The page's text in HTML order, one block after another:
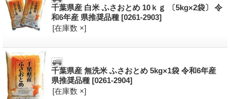
千葉県産 白米 ふさおとめ 10ｋｇ 〔5kg×2袋〕 令
和6年産 県推奨品種 [0261-2903]
[在庫数 ×]
千葉県産 無洗米 ふさおとめ 5kg×1袋 令和6年産
県推奨品種 [0261-2904]
[在庫数 ×]